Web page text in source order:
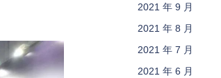
2021 年 9 月
2021 年 8 月
2021 年 7 月
2021 年 6 月